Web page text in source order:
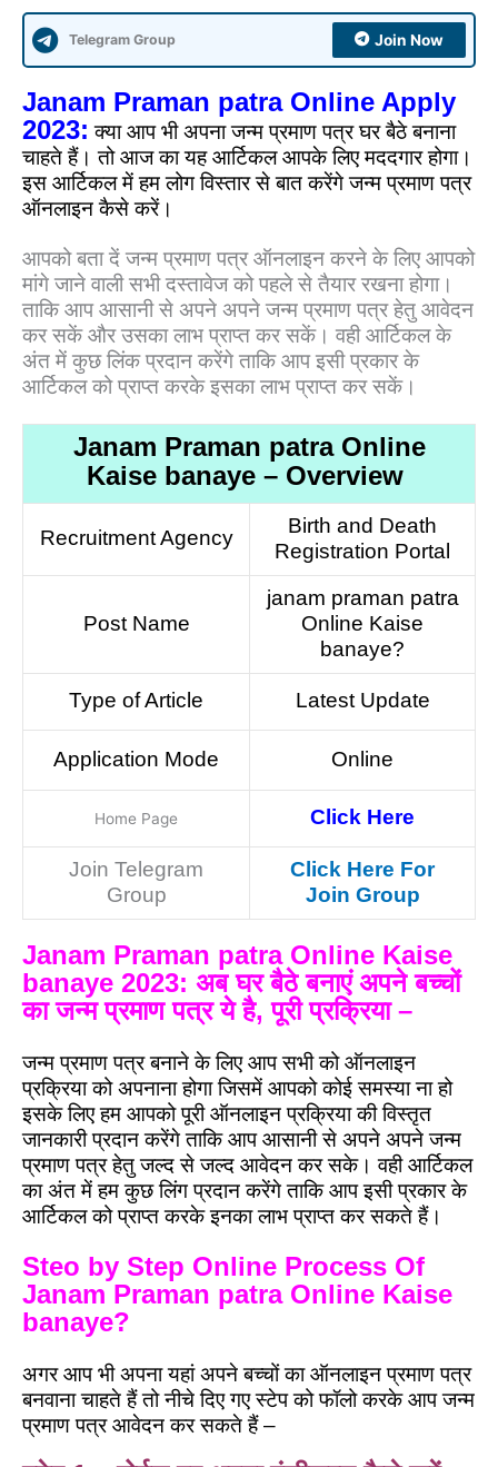
Telegram Group Join Now
Janam Praman patra Online Apply
2023: क्या आप भी अपना जन्म प्रमाण पत्र घर बैठे बनाना
चाहते हैं। तो आज का यह आर्टिकल आपके लिए मददगार होगा।
इस आर्टिकल में हम लोग विस्तार से बात करेंगे जन्म प्रमाण पत्र
ऑनलाइन कैसे करें।
आपको बता दें जन्म प्रमाण पत्र ऑनलाइन करने के लिए आपको
मांगे जाने वाली सभी दस्तावेज को पहले से तैयार रखना होगा।
ताकि आप आसानी से अपने अपने जन्म प्रमाण पत्र हेतु आवेदन
कर सकें और उसका लाभ प्राप्त कर सकें। वही आर्टिकल के
अंत में कुछ लिंक प्रदान करेंगे ताकि आप इसी प्रकार के
आर्टिकल को प्राप्त करके इसका लाभ प्राप्त कर सकें।
Janam Praman patra Online
Kaise banaye – Overview
Recruitment Agency
Birth and Death
Registration Portal
Post Name
janam praman patra
Online Kaise
banaye?
Type of Article Latest Update
Application Mode Online
Home Page Click Here
Join Telegram
Group
Click Here For
Join Group
Janam Praman patra Online Kaise
banaye 2023: अब घर बैठे बनाएं अपने बच्चों
का जन्म प्रमाण पत्र ये है, पूरी प्रक्रिया –
जन्म प्रमाण पत्र बनाने के लिए आप सभी को ऑनलाइन
प्रक्रिया को अपनाना होगा जिसमें आपको कोई समस्या ना हो
इसके लिए हम आपको पूरी ऑनलाइन प्रक्रिया की विस्तृत
जानकारी प्रदान करेंगे ताकि आप आसानी से अपने अपने जन्म
प्रमाण पत्र हेतु जल्द से जल्द आवेदन कर सके। वही आर्टिकल
का अंत में हम कुछ लिंग प्रदान करेंगे ताकि आप इसी प्रकार के
आर्टिकल को प्राप्त करके इनका लाभ प्राप्त कर सकते हैं।
Steo by Step Online Process Of
Janam Praman patra Online Kaise
banaye?
अगर आप भी अपना यहां अपने बच्चों का ऑनलाइन प्रमाण पत्र
बनवाना चाहते हैं तो नीचे दिए गए स्टेप को फॉलो करके आप जन्म
प्रमाण पत्र आवेदन कर सकते हैं –